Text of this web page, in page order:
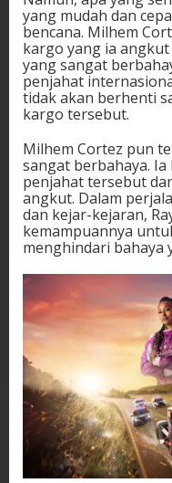
yang mudah dan
bencana. Milhem
kargo yang ia
yang sangat
penjahat
tidak akan berhenti
kargo tersebut.
Milhem Cortez pun
sangat berbahaya.
penjahat tersebut
angkut. Dalam
dan kejar-kejaran,
kemampuannya
menghindari bahaya